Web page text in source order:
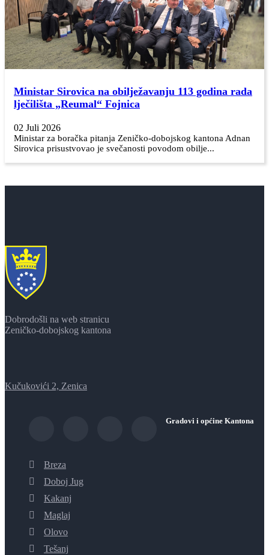
Ministar Sirovica na obilježavanju 113 godina rada
lječilišta „Reumal“ Fojnica
02 Juli 2026
Ministar za boračka pitanja Zeničko-dobojskog kantona Adnan
Sirovica prisustvovao je svečanosti povodom obilje...
Dobrodošli na web stranicu
Zeničko-dobojskog kantona
Kučukovići 2, Zenica
Gradovi i općine Kantona
Breza
Doboj Jug
Kakanj
Maglaj
Olovo
Tešanj